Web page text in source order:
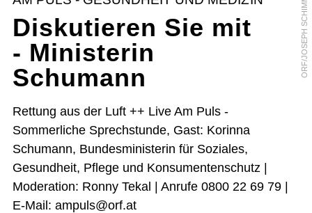
ORF/JOSEPH SCHIMMER
Diskutieren Sie mit
- Ministerin
Schumann
Rettung aus der Luft ++ Live Am Puls -
Sommerliche Sprechstunde, Gast: Korinna
Schumann, Bundesministerin für Soziales,
Gesundheit, Pflege und Konsumentenschutz |
Moderation: Ronny Tekal | Anrufe 0800 22 69 79 |
E-Mail: ampuls@orf.at